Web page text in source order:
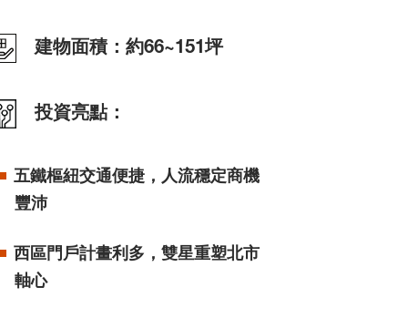
建物面積：約66~151坪
投資亮點：
五鐵樞紐交通便捷，人流穩定商機
豐沛
西區門戶計畫利多，雙星重塑北市
軸心